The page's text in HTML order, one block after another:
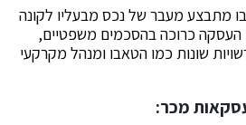
מתבצע מעבר של נכס מבעליו לקונה
כרוכה בהסכמים משפטיים,
שונות כמו הטאבו ומנהל מקרקעי
מכר: